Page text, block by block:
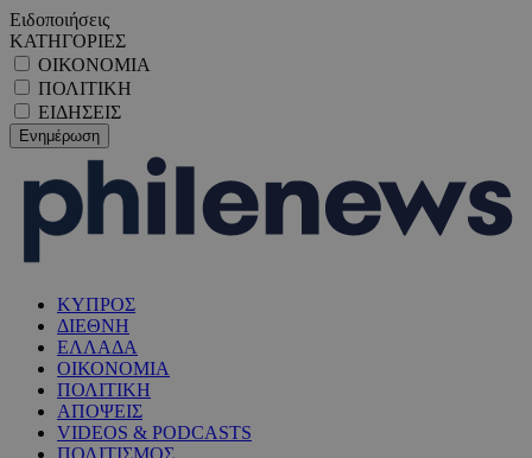
Ειδοποιήσεις
ΚΑΤΗΓΟΡΙΕΣ
ΟΙΚΟΝΟΜΙΑ
ΠΟΛΙΤΙΚΗ
ΕΙΔΗΣΕΙΣ
ΚΥΠΡΟΣ
ΔΙΕΘΝΗ
ΕΛΛΑΔΑ
ΟΙΚΟΝΟΜΙΑ
ΠΟΛΙΤΙΚΗ
ΑΠΟΨΕΙΣ
VIDEOS & PODCASTS